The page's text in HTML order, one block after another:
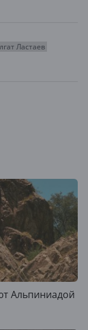
Ластаев
Альпиниадой